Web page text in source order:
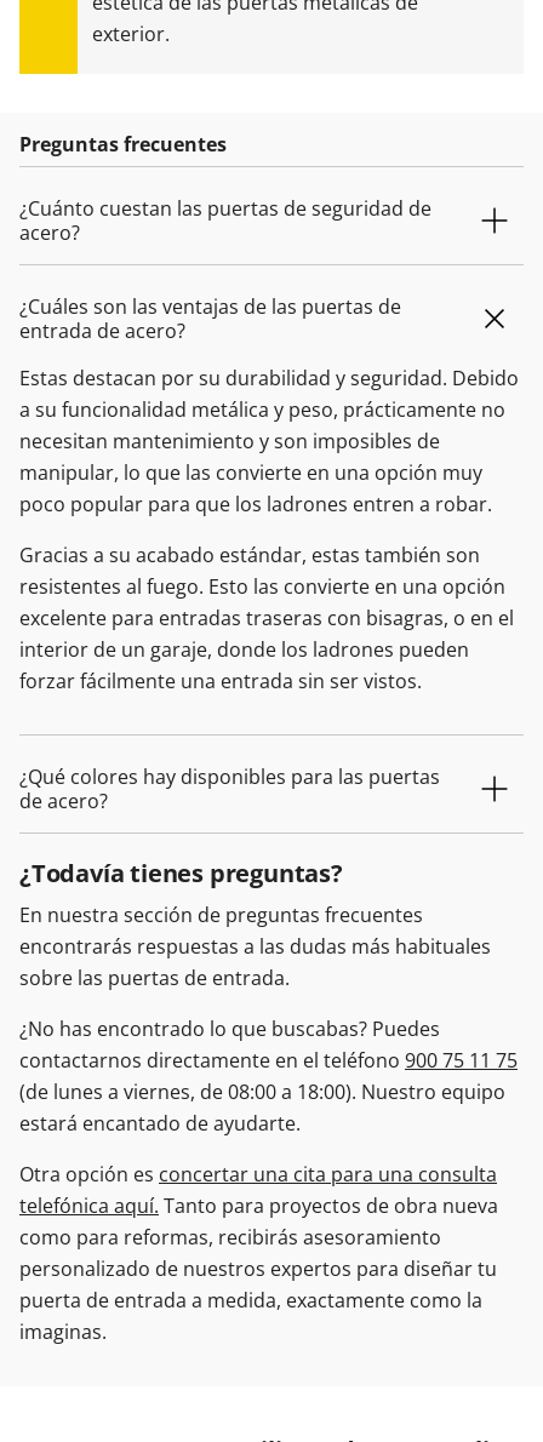
exterior.
Preguntas frecuentes
¿Cuánto cuestan las puertas de seguridad de
acero?
¿Cuáles son las ventajas de las puertas de
entrada de acero?
Estas destacan por su durabilidad y seguridad. Debido
a su funcionalidad metálica y peso, prácticamente no
necesitan mantenimiento y son imposibles de
manipular, lo que las convierte en una opción muy
poco popular para que los ladrones entren a robar.
Gracias a su acabado estándar, estas también son
resistentes al fuego. Esto las convierte en una opción
excelente para entradas traseras con bisagras, o en el
interior de un garaje, donde los ladrones pueden
forzar fácilmente una entrada sin ser vistos.
¿Qué colores hay disponibles para las puertas
de acero?
¿Todavía tienes preguntas?
En nuestra sección de preguntas frecuentes
encontrarás respuestas a las dudas más habituales
sobre las puertas de entrada.
¿No has encontrado lo que buscabas? Puedes
contactarnos directamente en el teléfono 900 75 11 75
(de lunes a viernes, de 08:00 a 18:00). Nuestro equipo
estará encantado de ayudarte.
Otra opción es concertar una cita para una consulta
telefónica aquí. Tanto para proyectos de obra nueva
como para reformas, recibirás asesoramiento
personalizado de nuestros expertos para diseñar tu
puerta de entrada a medida, exactamente como la
imaginas.